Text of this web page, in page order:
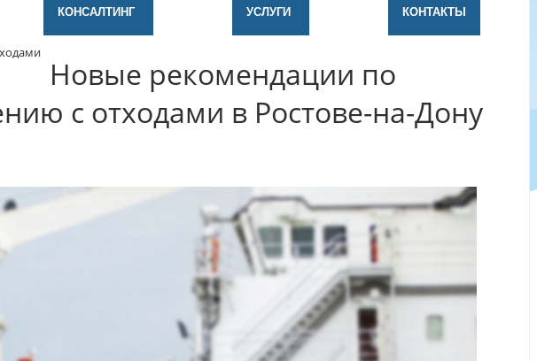
КОНСАЛТИНГ УСЛУГИ КОНТАКТЫ
Новые рекомендации по
с отходами в Ростове-на-Дону